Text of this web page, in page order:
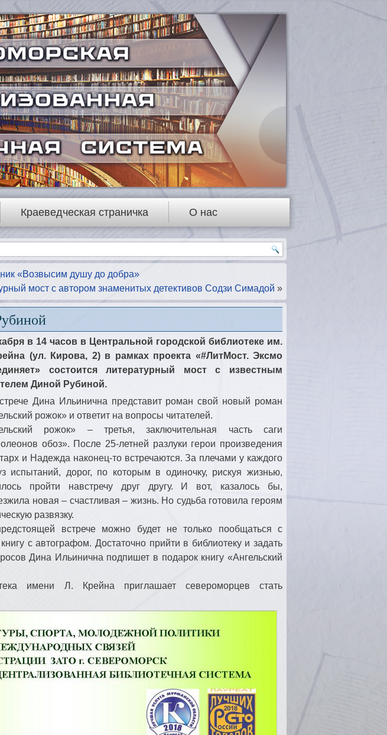
Краеведческая страничка О нас
«Возвысим душу до добра»
мост с автором знаменитых детективов Содзи Симадой »
в 14 часов в Центральной городской библиотеке им.
(ул. Кирова, 2) в рамках проекта «#ЛитМост. Эксмо
состоится литературный мост с известным
Диной Рубиной.
Дина Ильинична представит роман свой новый роман
рожок» и ответит на вопросы читателей.
рожок» – третья, заключительная часть саги
обоз». После 25-летней разлуки герои произведения
и Надежда наконец-то встречаются. За плечами у каждого
испытаний, дорог, по которым в одиночку, рискуя жизнью,
пройти навстречу друг другу. И вот, казалось бы,
новая – счастливая – жизнь. Но судьба готовила героям
развязку.
встрече можно будет не только пообщаться с
с автографом. Достаточно прийти в библиотеку и задать
Дина Ильинична подпишет в подарок книгу «Ангельский
имени Л. Крейна приглашает североморцев стать